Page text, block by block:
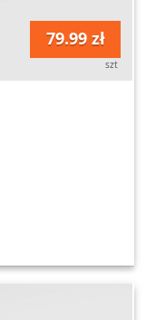
79.99 zł
szt